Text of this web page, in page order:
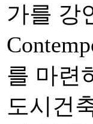
가를 강
를 마련
도시건